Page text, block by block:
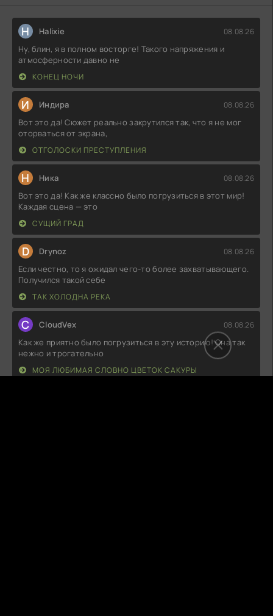
H Halixie 08.08.26
Ну, блин, я в полном восторге! Такого напряжения и
атмосферности давно не
КОНЕЦ НОЧИ
И Индира 08.08.26
Вот это да! Сюжет реально закрутился так, что я не мог
оторваться от экрана,
ОТГОЛОСКИ ПРЕСТУПЛЕНИЯ
Н Ника 08.08.26
Вот это да! Как же классно было погрузиться в этот мир!
Каждая сцена — это
СУЩИЙ ГРАД
D Drynoz 08.08.26
Если честно, то я ожидал чего-то более захватывающего.
Получился такой себе
ТАК ХОЛОДНА РЕКА
C CloudVex 08.08.26
Как же приятно было погрузиться в эту историю! Она так
нежно и трогательно
МОЯ ЛЮБИМАЯ СЛОВНО ЦВЕТОК САКУРЫ